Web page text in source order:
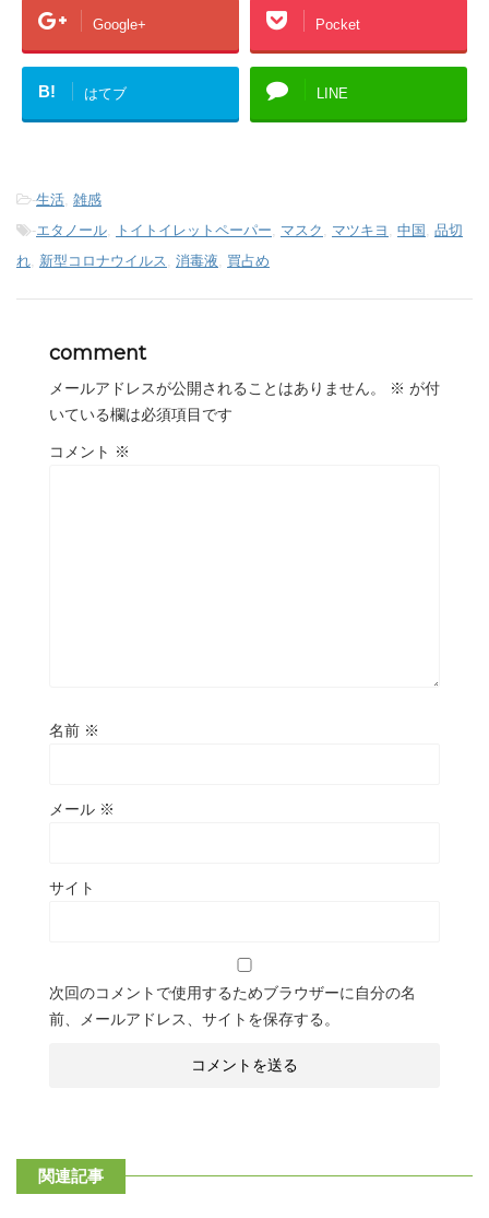
Google+ Pocket
B! はてブ LINE
-生活, 雑感
-エタノール, トイトイレットペーパー, マスク , マツキヨ , 中国 , 品切
れ, 新型コロナウイルス, 消毒液, 買占め
comment
メールアドレスが公開されることはありません。 ※ が付
いている欄は必須項目です
コメント ※
名前 ※
メール ※
サイト
次回のコメントで使用するためブラウザーに自分の名
前、メールアドレス、サイトを保存する。
関連記事